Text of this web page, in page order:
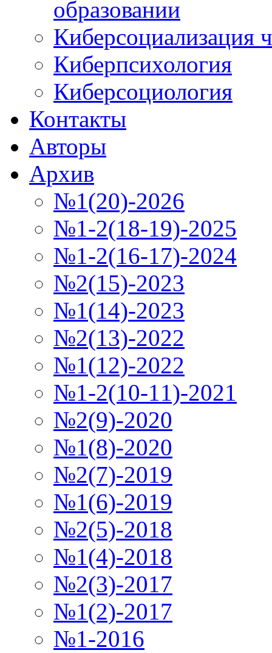
образовании
Киберсоциализация
Киберпсихология
Киберсоциология
Контакты
Авторы
Архив
№1(20)-2026
№1-2(18-19)-2025
№1-2(16-17)-2024
№2(15)-2023
№1(14)-2023
№2(13)-2022
№1(12)-2022
№1-2(10-11)-2021
№2(9)-2020
№1(8)-2020
№2(7)-2019
№1(6)-2019
№2(5)-2018
№1(4)-2018
№2(3)-2017
№1(2)-2017
№1-2016